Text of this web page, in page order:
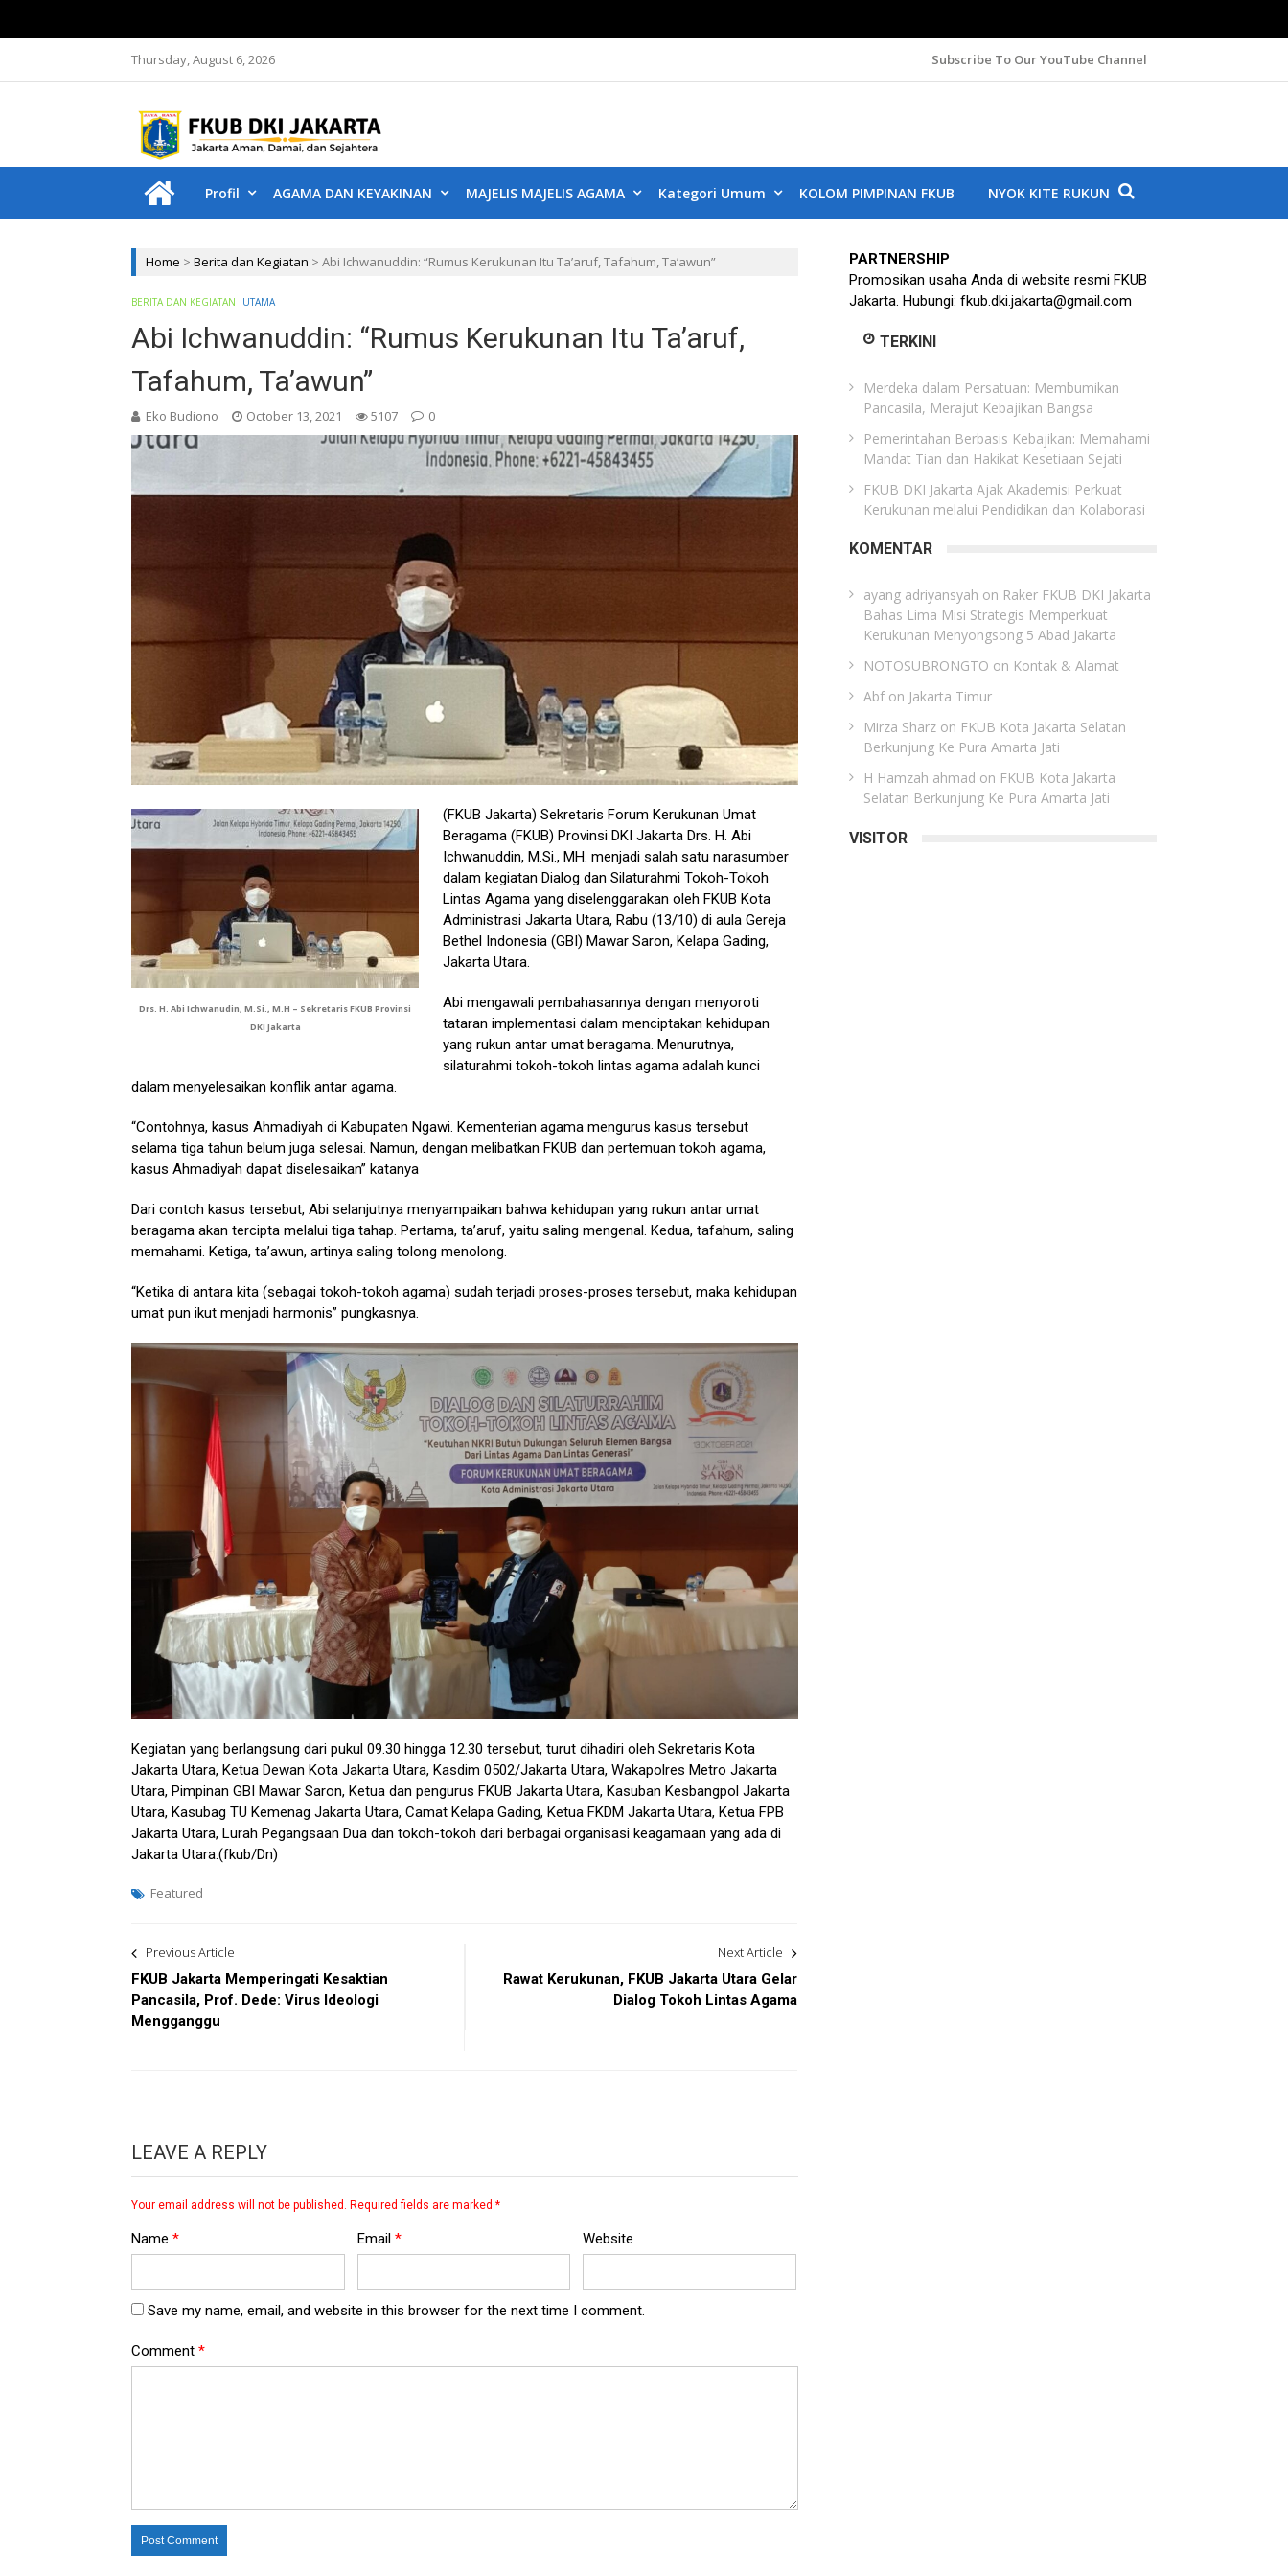
Thursday, August 6, 2026 Subscribe To Our YouTube Channel
FKUB DKI JAKARTA
Profil AGAMA DAN KEYAKINAN MAJELIS MAJELIS AGAMA Kategori Umum KOLOM PIMPINAN FKUB NYOK KITE RUKUN
Home > Berita dan Kegiatan > Abi Ichwanuddin: “Rumus Kerukunan Itu Ta’aruf, Tafahum, Ta’awun”
BERITA DAN KEGIATAN UTAMA
Abi Ichwanuddin: “Rumus Kerukunan Itu Ta’aruf,
Tafahum, Ta’awun”
Eko Budiono October 13, 2021 5107 0
Drs. H. Abi Ichwanudin, M.Si., M.H – Sekretaris FKUB Provinsi
DKI Jakarta
(FKUB Jakarta) Sekretaris Forum Kerukunan Umat
Beragama (FKUB) Provinsi DKI Jakarta Drs. H. Abi
Ichwanuddin, M.Si., MH. menjadi salah satu narasumber
dalam kegiatan Dialog dan Silaturahmi Tokoh-Tokoh
Lintas Agama yang diselenggarakan oleh FKUB Kota
Administrasi Jakarta Utara, Rabu (13/10) di aula Gereja
Bethel Indonesia (GBI) Mawar Saron, Kelapa Gading,
Jakarta Utara.
Abi mengawali pembahasannya dengan menyoroti
tataran implementasi dalam menciptakan kehidupan
yang rukun antar umat beragama. Menurutnya,
silaturahmi tokoh-tokoh lintas agama adalah kunci
dalam menyelesaikan konflik antar agama.
“Contohnya, kasus Ahmadiyah di Kabupaten Ngawi. Kementerian agama mengurus kasus tersebut
selama tiga tahun belum juga selesai. Namun, dengan melibatkan FKUB dan pertemuan tokoh agama,
kasus Ahmadiyah dapat diselesaikan” katanya
Dari contoh kasus tersebut, Abi selanjutnya menyampaikan bahwa kehidupan yang rukun antar umat
beragama akan tercipta melalui tiga tahap. Pertama, ta’aruf, yaitu saling mengenal. Kedua, tafahum, saling
memahami. Ketiga, ta’awun, artinya saling tolong menolong.
“Ketika di antara kita (sebagai tokoh-tokoh agama) sudah terjadi proses-proses tersebut, maka kehidupan
umat pun ikut menjadi harmonis” pungkasnya.
Kegiatan yang berlangsung dari pukul 09.30 hingga 12.30 tersebut, turut dihadiri oleh Sekretaris Kota
Jakarta Utara, Ketua Dewan Kota Jakarta Utara, Kasdim 0502/Jakarta Utara, Wakapolres Metro Jakarta
Utara, Pimpinan GBI Mawar Saron, Ketua dan pengurus FKUB Jakarta Utara, Kasuban Kesbangpol Jakarta
Utara, Kasubag TU Kemenag Jakarta Utara, Camat Kelapa Gading, Ketua FKDM Jakarta Utara, Ketua FPB
Jakarta Utara, Lurah Pegangsaan Dua dan tokoh-tokoh dari berbagai organisasi keagamaan yang ada di
Jakarta Utara.(fkub/Dn)
Featured
Post
navigation
Previous Article
FKUB Jakarta Memperingati Kesaktian
Pancasila, Prof. Dede: Virus Ideologi
Mengganggu
Next Article
Rawat Kerukunan, FKUB Jakarta Utara Gelar
Dialog Tokoh Lintas Agama
LEAVE A REPLY
Your email address will not be published. Required fields are marked *
Name * Email * Website
Save my name, email, and website in this browser for the next time I comment.
Comment *
PARTNERSHIP
Promosikan usaha Anda di website resmi FKUB
Jakarta. Hubungi: fkub.dki.jakarta@gmail.com
TERKINI
Merdeka dalam Persatuan: Membumikan
Pancasila, Merajut Kebajikan Bangsa
Pemerintahan Berbasis Kebajikan: Memahami
Mandat Tian dan Hakikat Kesetiaan Sejati
FKUB DKI Jakarta Ajak Akademisi Perkuat
Kerukunan melalui Pendidikan dan Kolaborasi
KOMENTAR
ayang adriyansyah on Raker FKUB DKI Jakarta
Bahas Lima Misi Strategis Memperkuat
Kerukunan Menyongsong 5 Abad Jakarta
NOTOSUBRONGTO on Kontak & Alamat
Abfon Jakarta Timur
Mirza Sharz on FKUB Kota Jakarta Selatan
Berkunjung Ke Pura Amarta Jati
H Hamzah ahmad on FKUB Kota Jakarta
Selatan Berkunjung Ke Pura Amarta Jati
VISITOR